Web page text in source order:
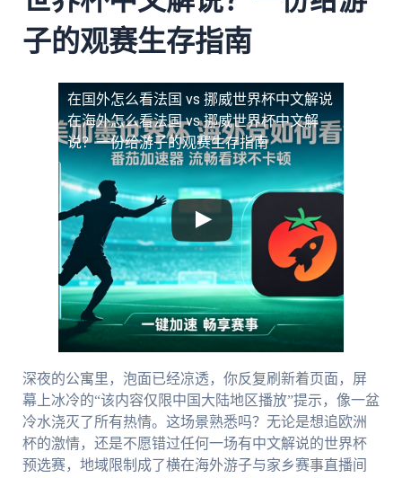
子的观赛生存指南
在国外怎么看法国 vs 挪威世界杯中文解说
在海外怎么看法国 vs 挪威世界杯中文解
说？一份给游子的观赛生存指南
深夜的公寓里，泡面已经凉透，你反复刷新着页面，屏
幕上冰冷的“该内容仅限中国大陆地区播放”提示，像一盆
冷水浇灭了所有热情。这场景熟悉吗？无论是想追欧洲
杯的激情，还是不愿错过任何一场有中文解说的世界杯
预选赛，地域限制成了横在海外游子与家乡赛事直播间